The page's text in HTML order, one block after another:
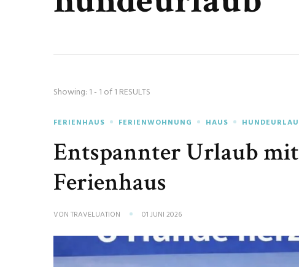
Showing: 1 - 1 of 1 RESULTS
FERIENHAUS FERIENWOHNUNG HAUS
Entspannter Urlaub
Ferienhaus
VONTRAVELUATION 01 JUNI 2026